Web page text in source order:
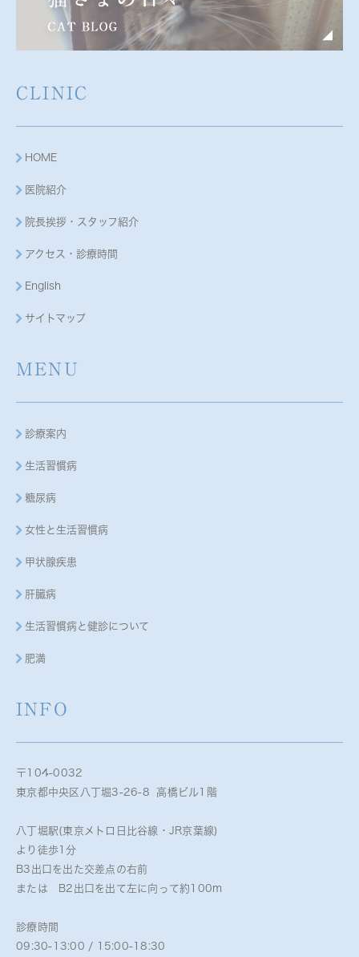
CLINIC
HOME
医院紹介
院長挨拶・スタッフ紹介
アクセス・診療時間
English
サイトマップ
MENU
診療案内
生活習慣病
糖尿病
女性と生活習慣病
甲状腺疾患
肝臓病
生活習慣病と健診について
肥満
INFO
〒104-0032
東京都中央区八丁堀3-26-8 高橋ビル1階
八丁堀駅(東京メトロ日比谷線・JR京葉線)
より徒歩1分
B3出口を出た交差点の右前
または B2出口を出て左に向って約100m
診療時間
09:30-13:00 / 15:00-18:30